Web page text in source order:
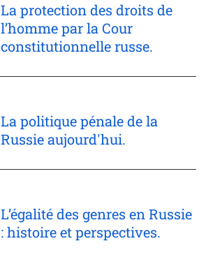
La protection des droits de
l’homme par la Cour
constitutionnelle russe.
La politique pénale de la
Russie aujourd'hui.
L’égalité des genres en Russie
: histoire et perspectives.